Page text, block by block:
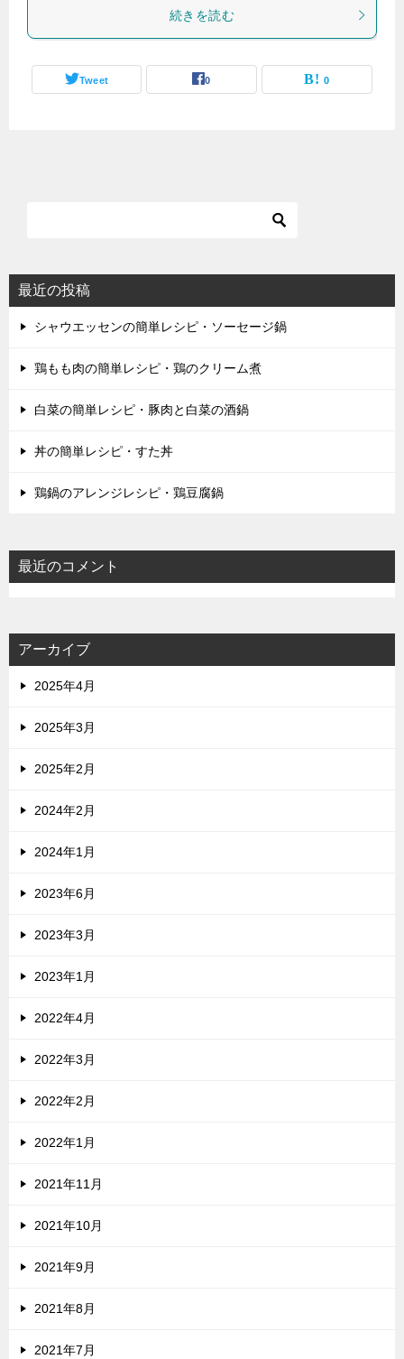
続きを読む
Tweet 0 0
最近の投稿
シャウエッセンの簡単レシピ・ソーセージ鍋
鶏もも肉の簡単レシピ・鶏のクリーム煮
白菜の簡単レシピ・豚肉と白菜の酒鍋
丼の簡単レシピ・すた丼
鶏鍋のアレンジレシピ・鶏豆腐鍋
最近のコメント
アーカイブ
2025年4月
2025年3月
2025年2月
2024年2月
2024年1月
2023年6月
2023年3月
2023年1月
2022年4月
2022年3月
2022年2月
2022年1月
2021年11月
2021年10月
2021年9月
2021年8月
2021年7月